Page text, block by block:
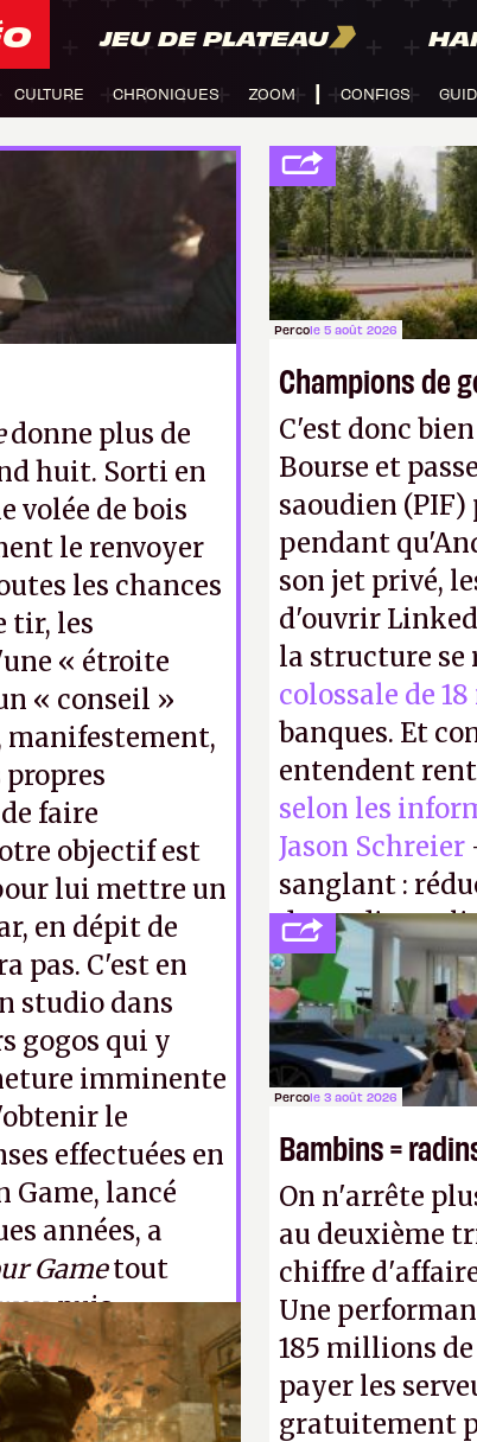
JEU DE PLATEAU
CULTURE CHRONIQUES ZOOM CONFIGS
donne plus de
huit. Sorti en
volée de bois
le renvoyer
les chances
tir, les
« étroite
« conseil »
manifestement,
propres
faire
objectif est
lui mettre un
en dépit de
pas. C'est en
studio dans
gogos qui y
imminente
le
effectuées en
Game, lancé
années, a
Gametout
, puis
attend
chez les
nos torches de
Percole 5 août 2026
Champions de
C'est donc
Bourse et
saoudien
pendant
son jet privé,
d'ouvrir
la structure se
colossale de
banques. Et
entendent
selon les
Jason Schreier
sanglant :
de studios et
FCet
Percole 3 août 2026
Bambins =
On n'arrête
au deuxième
chiffre
Une
185 millions
payer les
gratuitement